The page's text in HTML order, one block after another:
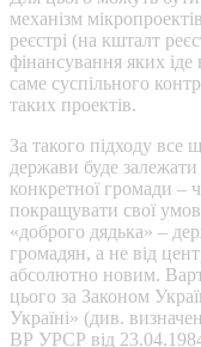
механізм
реєстрі (на кшталт
фінансування яких іде
саме суспільного
таких проектів.
За такого підходу все
держави буде
конкретної громади –
покращувати свої
«доброго дядька» –
громадян, а не від
абсолютно новим.
цього за Законом
Україні» (див.
ВР УРСР від